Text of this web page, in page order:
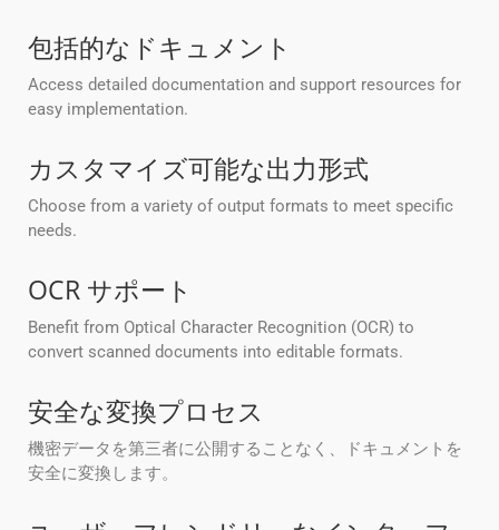
包括的なドキュメント
Access detailed documentation and support resources for
easy implementation.
カスタマイズ可能な出力形式
Choose from a variety of output formats to meet specific
needs.
OCR サポート
Benefit from Optical Character Recognition (OCR) to
convert scanned documents into editable formats.
安全な変換プロセス
機密データを第三者に公開することなく、ドキュメントを
安全に変換します。